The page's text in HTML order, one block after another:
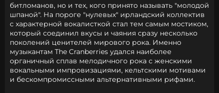
битломанов, но и тех, кого принято называть "молодой
шпаной". На пороге "нулевых" ирландский коллектив
с характерной вокалисткой стал тем самым мостиком,
который соединил вкусы и чаяния сразу несколько
поколений ценителей мирового рока. Именно
музыкантам The Cranberries удался наиболее
органичный сплав мелодичного рока с женскими
вокальными импровизациями, кельтскими мотивами
и бескомпромиссными альтернативными рифами.